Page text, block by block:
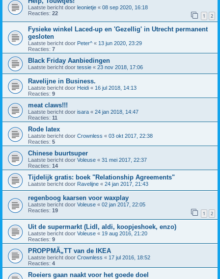
Laatste bericht door leonietje « 08 sep 2020, 16:18
Reacties: 22 1 2
Fysieke winkel Laced-up en 'Gezellig' in Utrecht permanent
gesloten
Laatste bericht door Peter^ « 13 jun 2020, 23:29
Reacties: 7
Black Friday Aanbiedingen
Laatste bericht door tessie « 23 nov 2018, 17:06
Ravelijne in Business.
Laatste bericht door Heidi « 16 jul 2018, 14:13
Reacties: 9
meat claws!!!
Laatste bericht door isara « 24 jan 2018, 14:47
Reacties: 11
Rode latex
Laatste bericht door Crownless « 03 okt 2017, 22:38
Reacties: 5
Chinese buurtsuper
Laatste bericht door Voleuse « 31 mei 2017, 22:37
Reacties: 14
Tijdelijk gratis: boek "Relationship Agreements"
Laatste bericht door Ravelijne « 24 jan 2017, 21:43
regenboog kaarsen voor waxplay
Laatste bericht door Voleuse « 02 jan 2017, 22:05
Reacties: 19 1 2
Uit de supermarkt (Lidl, aldi, koopjeshoek, enzo)
Laatste bericht door Voleuse « 19 aug 2016, 21:20
Reacties: 9
PROPPMÃ„TT van de IKEA
Laatste bericht door Crownless « 17 jul 2016, 18:52
Reacties: 4
Roeiers gaan naakt voor het goede doel